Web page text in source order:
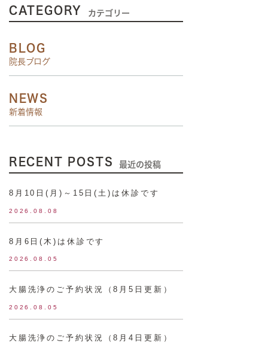
CATEGORY カテゴリー
BLOG
院長ブログ
NEWS
新着情報
RECENT POSTS 最近の投稿
8月10日(月)～15日(土)は休診です
2026.08.08
8月6日(木)は休診です
2026.08.05
大腸洗浄のご予約状況（8月5日更新）
2026.08.05
大腸洗浄のご予約状況（8月4日更新）